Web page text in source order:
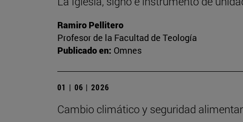
Ramiro Pellitero
Profesor de la Facultad de Teología
Publicado en: Omnes
01 | 06 | 2026
Cambio climático y seguridad